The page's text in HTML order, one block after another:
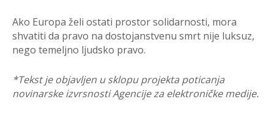
Ako Europa želi ostati prostor solidarnosti, mora
shvatiti da pravo na dostojanstvenu smrt nije luksuz,
nego temeljno ljudsko pravo.
*Tekst je objavljen u sklopu projekta poticanja
novinarske izvrsnosti Agencije za elektroničke medije.